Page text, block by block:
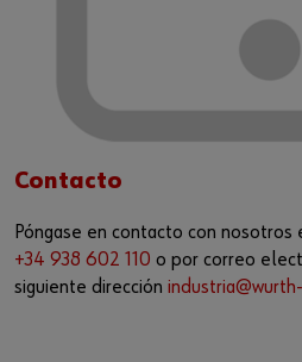
Contacto
Póngase en contacto con
+34 938 602 110 o por correo
siguiente dirección